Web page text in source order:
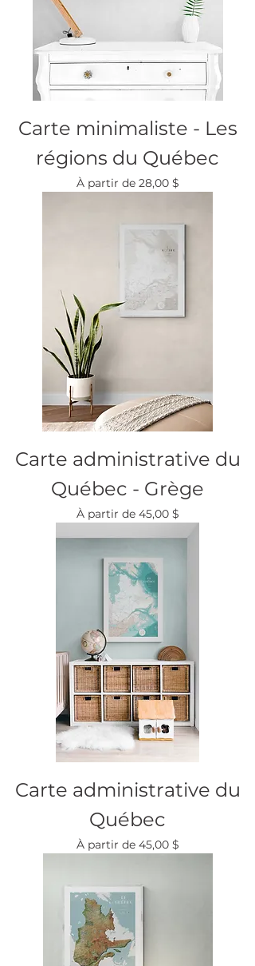
Carte minimaliste - Les
régions du Québec
À partir de 28,00 $
Prix promotionnel
Carte administrative du
Québec - Grège
À partir de 45,00 $
Prix promotionnel
Carte administrative du
Québec
À partir de 45,00 $
Prix promotionnel